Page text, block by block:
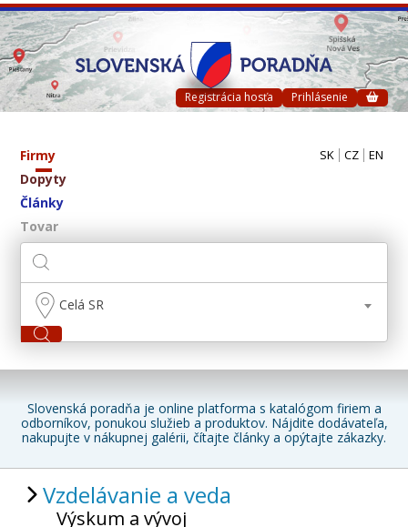
Registrácia hosťa Prihlásenie
Firmy
Dopyty
Články
Tovar
SK CZ EN
Celá SR
Slovenská poradňa je online platforma s katalógom firiem a
odborníkov, ponukou služieb a produktov. Nájdite dodávateľa,
nakupujte v nákupnej galérii, čítajte články a opýtajte zákazky.
Vzdelávanie a veda
Výskum a vývoj